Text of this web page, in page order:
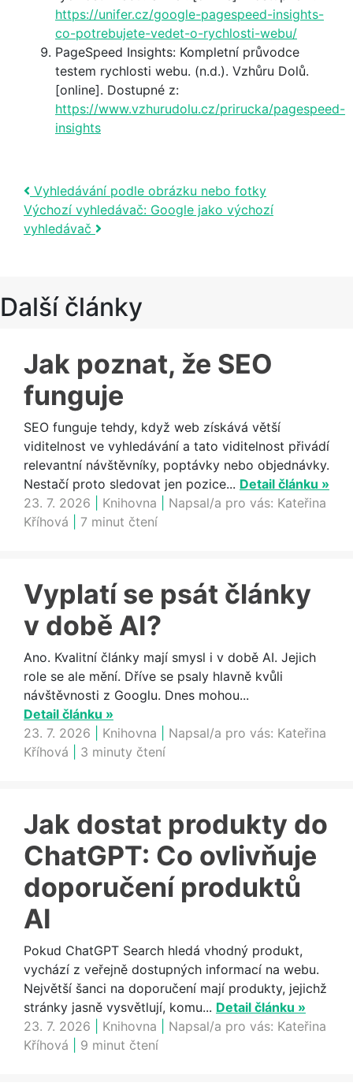
https://unifer.cz/google-pagespeed-insights-
co-potrebujete-vedet-o-rychlosti-webu/
PageSpeed Insights: Kompletní průvodce
testem rychlosti webu. (n.d.). Vzhůru Dolů.
[online]. Dostupné z:
https://www.vzhurudolu.cz/prirucka/pagespeed-
insights
Post navigation
Vyhledávání podle obrázku nebo fotky
Výchozí vyhledávač: Google jako výchozí
vyhledávač
Další články
Jak poznat, že SEO
funguje
SEO funguje tehdy, když web získává větší
viditelnost ve vyhledávání a tato viditelnost přivádí
relevantní návštěvníky, poptávky nebo objednávky.
Nestačí proto sledovat jen pozice... Detail článku »
23. 7. 2026
Knihovna Napsal/a pro vás: Kateřina
Kříhová
7 minut čtení
Vyplatí se psát články
v době AI?
Ano. Kvalitní články mají smysl i v době AI. Jejich
role se ale mění. Dříve se psaly hlavně kvůli
návštěvnosti z Googlu. Dnes mohou...
Detail článku »
23. 7. 2026
Knihovna Napsal/a pro vás: Kateřina
Kříhová
3 minuty čtení
Jak dostat produkty do
ChatGPT: Co ovlivňuje
doporučení produktů
AI
Pokud ChatGPT Search hledá vhodný produkt,
vychází z veřejně dostupných informací na webu.
Největší šanci na doporučení mají produkty, jejichž
stránky jasně vysvětlují, komu... Detail článku »
23. 7. 2026
Knihovna Napsal/a pro vás: Kateřina
Kříhová
9 minut čtení